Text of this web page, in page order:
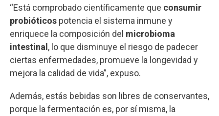
“Está comprobado científicamente que consumir
probióticos potencia el sistema inmune y
enriquece la composición del microbioma
intestinal , lo que disminuye el riesgo de padecer
ciertas enfermedades, promueve la longevidad y
mejora la calidad de vida”, expuso.
Además, estás bebidas son libres de conservantes,
porque la fermentación es, por sí misma, la